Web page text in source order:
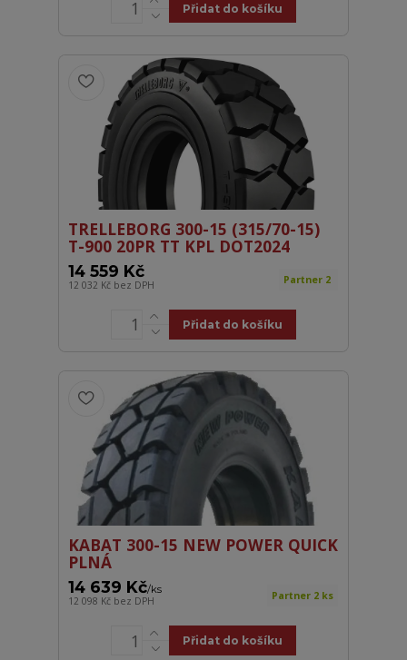
Přidat do košíku
TRELLEBORG 300-15 (315/70-15)
T-900 20PR TT KPL DOT2024
14 559 Kč
12 032 Kč bez DPH Partner 2
Přidat do košíku
KABAT 300-15 NEW POWER QUICK
PLNÁ
14 639 Kč/ks
12 098 Kč bez DPH Partner 2 ks
Přidat do košíku